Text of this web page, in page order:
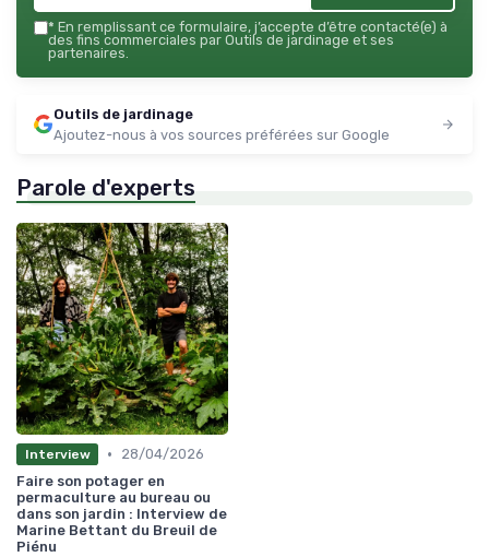
* En remplissant ce formulaire, j’accepte d’être contacté(e) à
des fins commerciales par Outils de jardinage et ses
partenaires.
Outils de jardinage
Ajoutez-nous à vos sources préférées sur Google
Parole d'experts
Interview •
28/04/2026
Faire son potager en
permaculture au bureau ou
dans son jardin : Interview de
Marine Bettant du Breuil de
Piénu